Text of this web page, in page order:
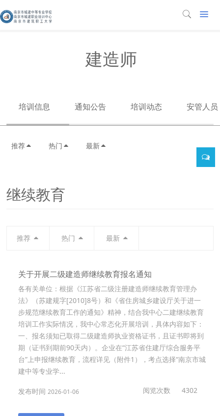
建造师
培训信息 通知公告 培训动态 安管人员
推荐 热门 最新
继续教育
推荐 热门 最新
关于开展二级建造师继续教育报名通知
各有关单位：根据《江苏省二级注册建造师继续教育管理办
法》（苏建规字[2010]8号）和《省住房城乡建设厅关于进一
步规范继续教育工作的通知》精神，结合我中心二建继续教育
培训工作实际情况，我中心常态化开展培训，具体内容如下：
一、报名须知已取得二级建造师执业资格证书，且证书即将到
期（证书到期前90天内）。企业在“江苏省住建厅综合服务平
台”上申报继续教育，流程详见（附件1），考点选择“南京市城
建中等专业学...
发布时间 2026-01-06 阅览次数 4302